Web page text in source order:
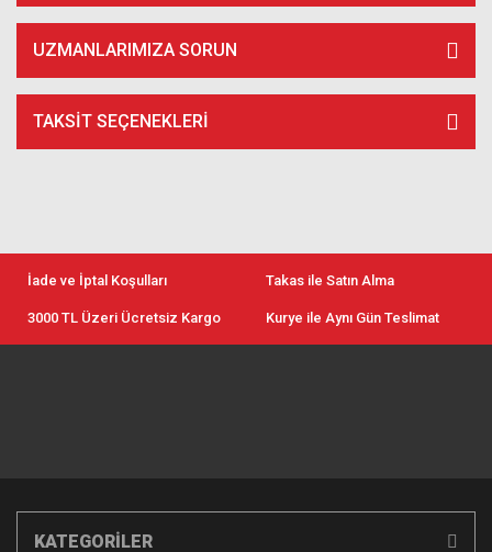
UZMANLARIMIZA SORUN
TAKSIT SEÇENEKLERI
İade ve İptal Koşulları Takas ile Satın Alma
3000 TL Üzeri Ücretsiz Kargo Kurye ile Aynı Gün Teslimat
KATEGORİLER